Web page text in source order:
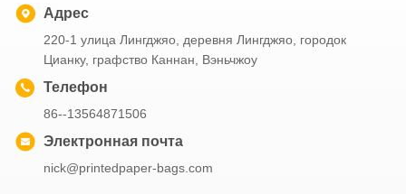
Адрес
220-1 улица Лингджяо, деревня Лингджяо, городок
Цианку, графство Каннан, Вэньчжоу
Телефон
86--13564871506
Электронная почта
nick@printedpaper-bags.com